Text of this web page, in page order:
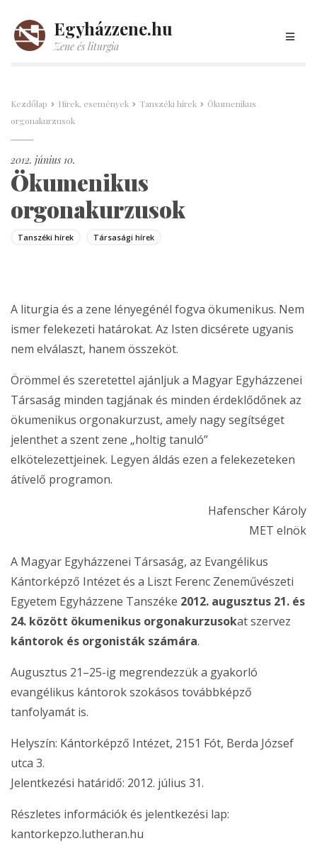
Egyházzene.hu
Zene és liturgia
Kezdőlap Hírek, események Tanszéki hírek
Ökumenikus
orgonakurzusok
2012. június 10.
Ökumenikus
orgonakurzusok
Tanszéki hírek Társasági hírek
A liturgia és a zene lényegénél fogva ökumenikus. Nem
ismer felekezeti határokat. Az Isten dicsérete ugyanis
nem elválaszt, hanem összeköt.
Örömmel és szeretettel ajánljuk a Magyar Egyházzenei
Társaság minden tagjának és minden érdeklődőnek az
ökumenikus orgonakurzust, amely nagy segítséget
jelenthet a szent zene „holtig tanuló”
elkötelezettjeinek. Legyen áldás ezen a felekezeteken
átívelő programon.
Hafenscher Károly
MET elnök
A Magyar Egyházzenei Társaság, az Evangélikus
Kántorképző Intézet és a Liszt Ferenc Zeneművészeti
Egyetem Egyházzene Tanszéke 2012. augusztus 21. és
24. között ökumenikus orgonakurzusokat szervez
kántorok és orgonisták számára.
Augusztus 21–25-ig megrendezzük a gyakorló
evangélikus kántorok szokásos továbbképző
tanfolyamát is.
Helyszín: Kántorképző Intézet, 2151 Fót, Berda József
utca 3.
Jelentkezési határidő: 2012. július 31.
Részletes információk és jelentkezési lap:
kantorkepzo.lutheran.hu